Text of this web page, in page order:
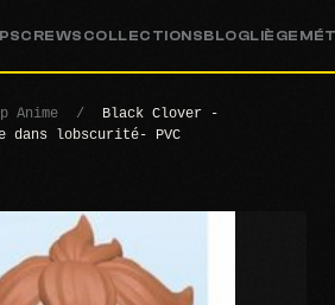
CREWS COLLECTIONSBLOGLIÈGE
Anime /
Black Clover -
dans lobscurité- PVC